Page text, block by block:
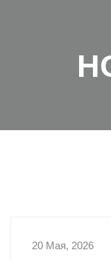
НОВОСТИ
20 Мая, 2026